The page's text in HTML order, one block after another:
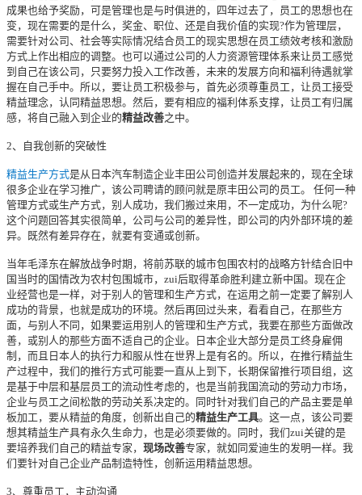
成果也给予奖励，可是管理也是与时俱进的，四年过去了，员工的思想也在
变，现在需要的是什么，奖金、职位、还是自我价值的实现?作为管理层，
需要针对公司、社会等实际情况结合员工的现实思想在员工绩效考核和激励
方式上作出相应的调整。也可以通过公司的人力资源管理体系来让员工感觉
到自己在该公司，只要努力投入工作改善，未来的发展方向和福利待遇就掌
握在自己手中。所以，要让员工积极参与，首先必须尊重员工，让员工接受
精益理念，认同精益思想。然后，要有相应的福利体系支撑，让员工有归属
感，将自己融入到企业的精益改善之中。
2、自我创新的突破性
精益生产方式是从日本汽车制造企业丰田公司创造并发展起来的，现在全球
很多企业在学习推广，该公司聘请的顾问就是原丰田公司的员工。 任何一种
管理方式或生产方式，别人成功，我们搬过来用，不一定成功，为什么呢?
这个问题回答其实很简单，公司与公司的差异性，即公司的内外部环境的差
异。既然有差异存在，就要有变通或创新。
当年毛泽东在解放战争时期，将前苏联的城市包围农村的战略方针结合旧中
国当时的国情改为农村包围城市，zui后取得革命胜利建立新中国。现在企
业经营也是一样，对于别人的管理和生产方式，在运用之前一定要了解别人
成功的背景，也就是成功的环境。然后再回过头来，看看自己，在那些方
面，与别人不同，如果要运用别人的管理和生产方式，我要在那些方面做改
善，或别人的那些方面不适自己的企业。日本企业大部分是员工终身雇佣
制，而且日本人的执行力和服从性在世界上是有名的。所以，在推行精益生
产过程中，我们的推行方式可能要一直从上到下，长期保留推行项目组，这
是基于中层和基层员工的流动性考虑的，也是当前我国流动的劳动力市场，
企业与员工之间松散的劳动关系决定的。同时针对我们自己的产品主要是单
板加工，要从精益的角度，创新出自己的精益生产工具。这一点，该公司要
想其精益生产具有永久生命力，也是必须要做的。同时，我们zui关键的是
要培养我们自己的精益专家， 现场改善专家，就如同爱迪生的发明一样。我
们要针对自己企业产品制造特性，创新运用精益思想。
3、尊重员工，主动沟通